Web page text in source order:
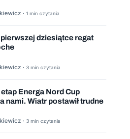
· 1 min czytania
dziesiątce regat
· 3 min czytania
Energa Nord Cup
nami. Wiatr postawił trudne
· 3 min czytania